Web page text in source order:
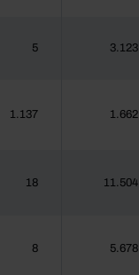
5 3.123
1.137 1.662
18 11.504
8 5.678